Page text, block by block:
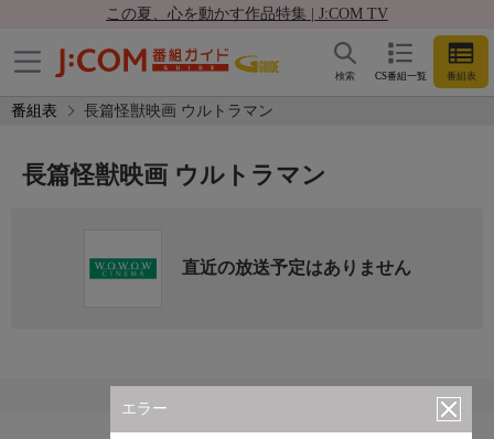
この夏、心を動かす作品特集 | J:COM TV
CS番組一覧 番組表
検索
番組表 長篇怪獣映画 ウルトラマン
エラー
長篇怪獣映画 ウルトラマン
直近の放送予定はありません